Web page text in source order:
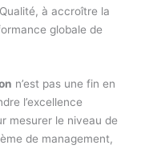
à accroître la
globale de
n’est pas une fin en
l’excellence
mesurer le niveau de
de management,